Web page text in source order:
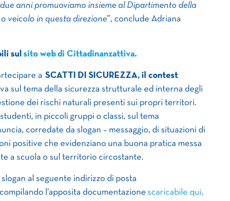
anni promuoviamo insieme al Dipartimento della
veicolo in questa direzione”, conclude Adriana
sul sito webdi Cittadinanzattiva.
a SCATTI DI SICUREZZA, il contest
sul tema della sicurezza strutturale ed interna degli
dei rischi naturali presenti sui propri territori.
in piccoli gruppi o classi, sul tema
corredate da slogan – messaggio, di situazioni di
positive che evidenziano una buona pratica messa
a scuola o sul territorio circostante.
al seguente indirizzo di posta
l’apposita documentazione scaricabile qui.